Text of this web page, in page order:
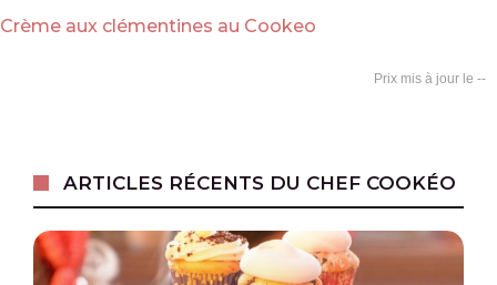
Crème aux clémentines au Cookeo
--
ARTICLES RÉCENTS DU CHEF COOKÉO